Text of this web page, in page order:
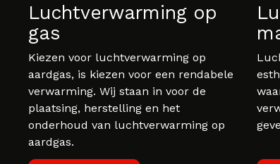
Luchtverwarming op
gas
Kiezen voor luchtverwarming op
aardgas, is kiezen voor een rendabele
verwarming. Wij staan in voor de
plaatsing, herstelling en het
onderhoud van luchtverwarming op
aardgas.